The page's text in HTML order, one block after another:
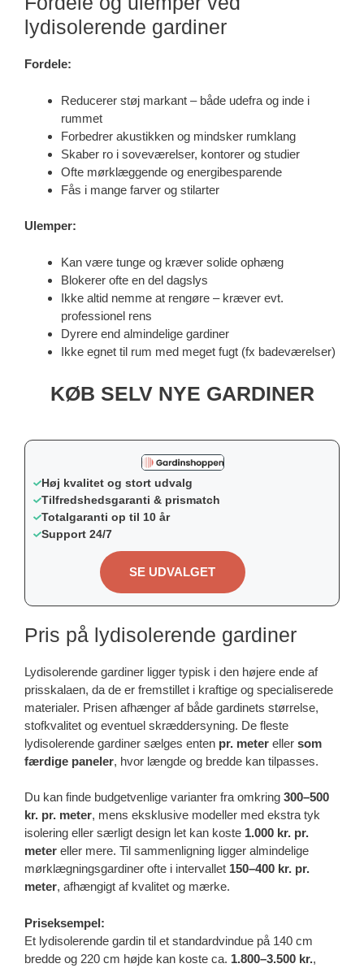
lydisolerende gardiner
Fordele:
Reducerer støj markant – både udefra og inde i
rummet
Forbedrer akustikken og mindsker rumklang
Skaber ro i soveværelser, kontorer og studier
Ofte mørklæggende og energibesparende
Fås i mange farver og stilarter
Ulemper:
Kan være tunge og kræver solide ophæng
Blokerer ofte en del dagslys
Ikke altid nemme at rengøre – kræver evt.
professionel rens
Dyrere end almindelige gardiner
Ikke egnet til rum med meget fugt (fx badeværelser)
KØB SELV NYE GARDINER
Høj kvalitet og stort udvalg
Tilfredshedsgaranti & prismatch
Totalgaranti op til 10 år
Support 24/7
SE UDVALGET
Pris på lydisolerende gardiner
Lydisolerende gardiner ligger typisk i den højere ende af
prisskalaen, da de er fremstillet i kraftige og specialiserede
materialer. Prisen afhænger af både gardinets størrelse,
stofkvalitet og eventuel skræddersyning. De fleste
lydisolerende gardiner sælges enten pr. meter eller som
færdige paneler, hvor længde og bredde kan tilpasses.
Du kan finde budgetvenlige varianter fra omkring 300–500
kr. pr. meter, mens eksklusive modeller med ekstra tyk
isolering eller særligt design let kan koste 1.000 kr. pr.
meter eller mere. Til sammenligning ligger almindelige
mørklægningsgardiner ofte i intervallet 150–400 kr. pr.
meter, afhængigt af kvalitet og mærke.
Priseksempel:
Et lydisolerende gardin til et standardvindue på 140 cm
bredde og 220 cm højde kan koste ca. 1.800–3.500 kr.,